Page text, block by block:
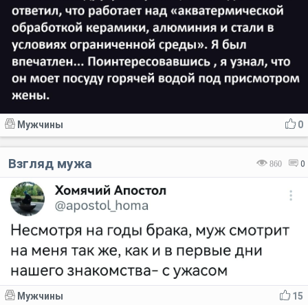
0
Мужчины
860 0
Взгляд мужа
15
Мужчины